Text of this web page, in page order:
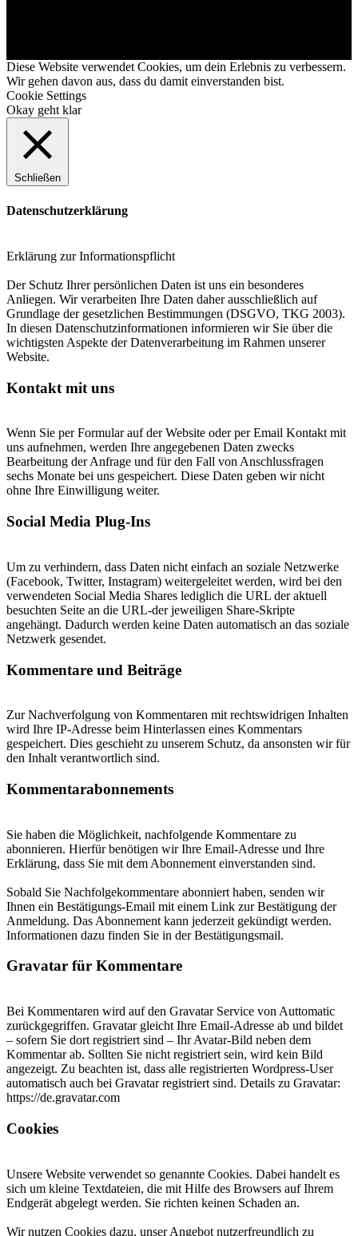
Diese Website verwendet Cookies, um dein Erlebnis zu verbessern.
Wir gehen davon aus, dass du damit einverstanden bist.
Cookie Settings
Okay geht klar
Schließen
Datenschutzerklärung
Erklärung zur Informationspflicht
Der Schutz Ihrer persönlichen Daten ist uns ein besonderes
Anliegen. Wir verarbeiten Ihre Daten daher ausschließlich auf
Grundlage der gesetzlichen Bestimmungen (DSGVO, TKG 2003).
In diesen Datenschutzinformationen informieren wir Sie über die
wichtigsten Aspekte der Datenverarbeitung im Rahmen unserer
Website.
Kontakt mit uns
Wenn Sie per Formular auf der Website oder per Email Kontakt mit
uns aufnehmen, werden Ihre angegebenen Daten zwecks
Bearbeitung der Anfrage und für den Fall von Anschlussfragen
sechs Monate bei uns gespeichert. Diese Daten geben wir nicht
ohne Ihre Einwilligung weiter.
Social Media Plug-Ins
Um zu verhindern, dass Daten nicht einfach an soziale Netzwerke
(Facebook, Twitter, Instagram) weitergeleitet werden, wird bei den
verwendeten Social Media Shares lediglich die URL der aktuell
besuchten Seite an die URL-der jeweiligen Share-Skripte
angehängt. Dadurch werden keine Daten automatisch an das soziale
Netzwerk gesendet.
Kommentare und Beiträge
Zur Nachverfolgung von Kommentaren mit rechtswidrigen Inhalten
wird Ihre IP-Adresse beim Hinterlassen eines Kommentars
gespeichert. Dies geschieht zu unserem Schutz, da ansonsten wir für
den Inhalt verantwortlich sind.
Kommentarabonnements
Sie haben die Möglichkeit, nachfolgende Kommentare zu
abonnieren. Hierfür benötigen wir Ihre Email-Adresse und Ihre
Erklärung, dass Sie mit dem Abonnement einverstanden sind.
Sobald Sie Nachfolgekommentare abonniert haben, senden wir
Ihnen ein Bestätigungs-Email mit einem Link zur Bestätigung der
Anmeldung. Das Abonnement kann jederzeit gekündigt werden.
Informationen dazu finden Sie in der Bestätigungsmail.
Gravatar für Kommentare
Bei Kommentaren wird auf den Gravatar Service von Auttomatic
zurückgegriffen. Gravatar gleicht Ihre Email-Adresse ab und bildet
– sofern Sie dort registriert sind – Ihr Avatar-Bild neben dem
Kommentar ab. Sollten Sie nicht registriert sein, wird kein Bild
angezeigt. Zu beachten ist, dass alle registrierten Wordpress-User
automatisch auch bei Gravatar registriert sind. Details zu Gravatar:
https://de.gravatar.com
Cookies
Unsere Website verwendet so genannte Cookies. Dabei handelt es
sich um kleine Textdateien, die mit Hilfe des Browsers auf Ihrem
Endgerät abgelegt werden. Sie richten keinen Schaden an.
Wir nutzen Cookies dazu, unser Angebot nutzerfreundlich zu